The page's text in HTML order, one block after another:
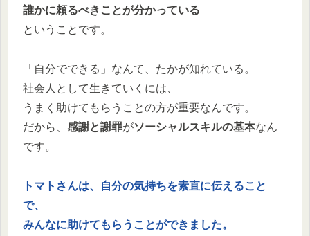
誰かに頼るべきことが分かっている
ということです。
「自分でできる」なんて、たかが知れている。
社会人として生きていくには、
うまく助けてもらうことの方が重要なんです。
だから、 感謝と謝罪がソーシャルスキルの基本なん
です。
トマトさんは、自分の気持ちを素直に伝えること
で、
みんなに助けてもらうことができました。